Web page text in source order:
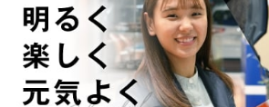
詳しくはこちら
2026-07-01
2026-07-31
ネッツトヨタ埼玉 WEBマガジン Netz Sai
tama PARK Vol.170/2026.7月号配信!!